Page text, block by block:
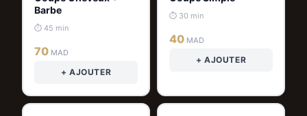
Barbe
⏱ 45 min
70 MAD
+ AJOUTER
⏱ 30 min
40 MAD
+ AJOUTER